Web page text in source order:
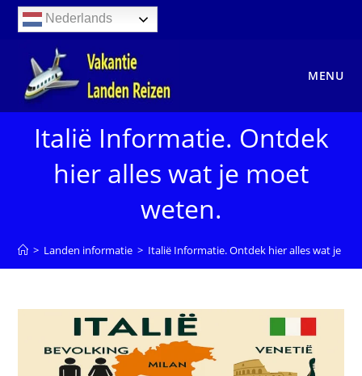
naar
Nederlands
MENU
Italië Informatie. Ontdek
hier alles wat je moet
weten.
> Landen informatie > Italië Informatie. Ontdek hier alles wat je